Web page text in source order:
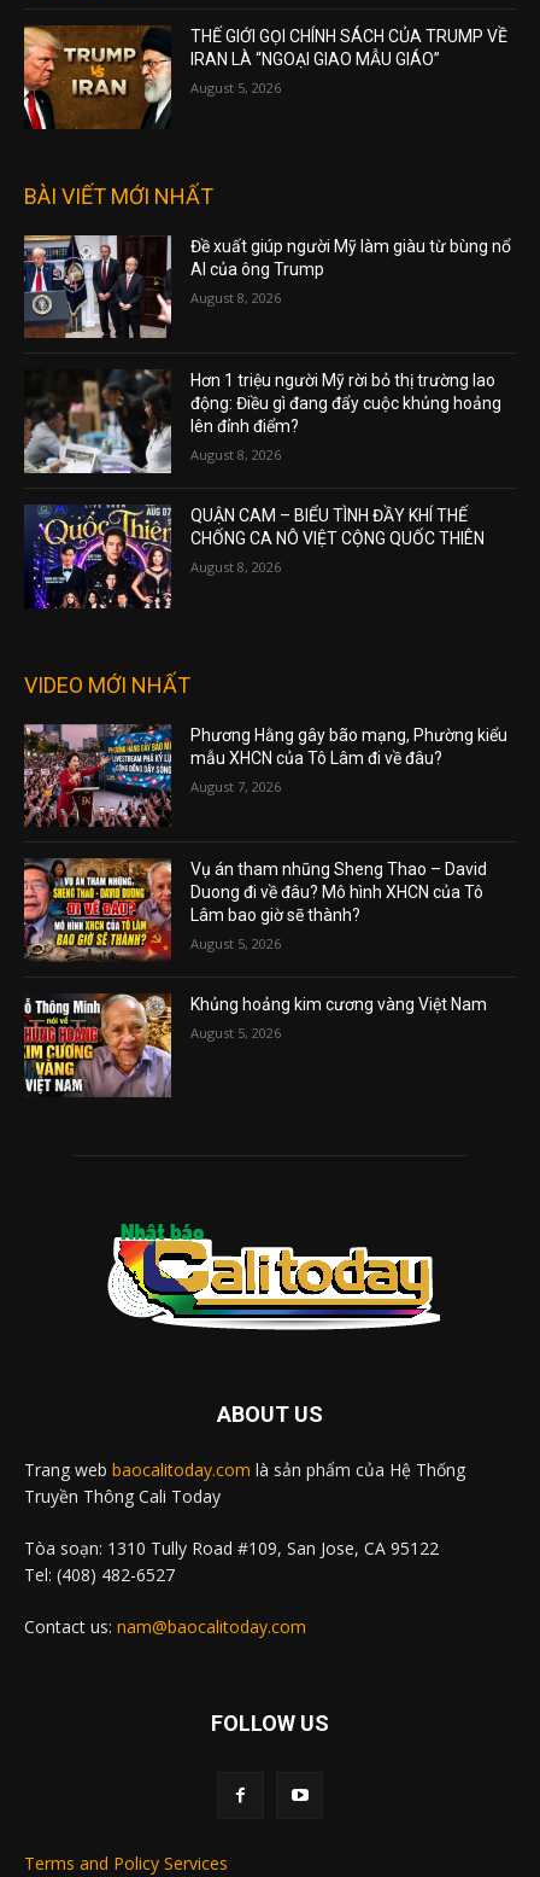
THẾ GIỚI GỌI CHÍNH SÁCH CỦA TRUMP VỀ
IRAN LÀ “NGOẠI GIAO MẪU GIÁO”
August 5, 2026
BÀI VIẾT MỚI NHẤT
Đề xuất giúp người Mỹ làm giàu từ bùng nổ
AI của ông Trump
August 8, 2026
Hơn 1 triệu người Mỹ rời bỏ thị trường lao
động: Điều gì đang đẩy cuộc khủng hoảng
lên đỉnh điểm?
August 8, 2026
QUẬN CAM – BIỂU TÌNH ĐẦY KHÍ THẾ
CHỐNG CA NÔ VIỆT CỘNG QUỐC THIÊN
August 8, 2026
VIDEO MỚI NHẤT
Phương Hằng gây bão mạng, Phường kiểu
mẫu XHCN của Tô Lâm đi về đâu?
August 7, 2026
Vụ án tham nhũng Sheng Thao – David
Duong đi về đâu? Mô hình XHCN của Tô
Lâm bao giờ sẽ thành?
August 5, 2026
Khủng hoảng kim cương vàng Việt Nam
August 5, 2026
ABOUT US
Trang web baocalitoday.com là sản phẩm của Hệ Thống
Truyền Thông Cali Today
Tòa soạn: 1310 Tully Road #109, San Jose, CA 95122
Tel: (408) 482-6527
Contact us: nam@baocalitoday.com
FOLLOW US
Terms and Policy Services